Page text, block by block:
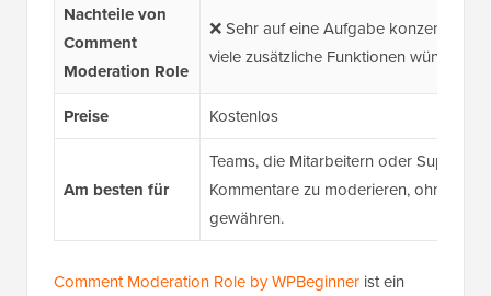
Nachteile von
Comment
Moderation Role
❌ Sehr auf eine Aufgabe konzentriert,
viele zusätzliche Funktionen wünschen.
Preise Kostenlos
Am besten für
Teams, die Mitarbeitern oder Support-
Kommentare zu moderieren, ohne
gewähren.
Comment Moderation Role by WPBeginner ist ein